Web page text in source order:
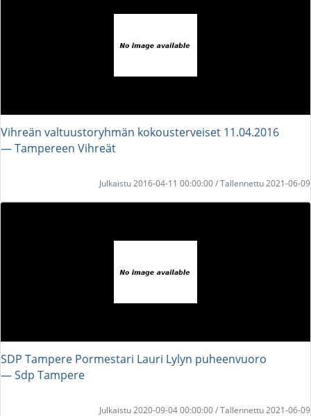
Vihreän valtuustoryhmän kokousterveiset 11.04.2016
― Tampereen Vihreät
Julkaistu 2016-04-11 00:00:00 / Tallennettu 2021-06-09
SDP Tampere Pormestari Lauri Lylyn puheenvuoro
― Sdp Tampere
Julkaistu 2020-09-04 00:00:00 / Tallennettu 2021-06-09